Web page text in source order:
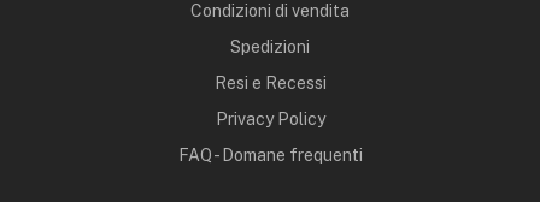
Condizioni di vendita
Spedizioni
Resi e Recessi
Privacy Policy
FAQ - Domane frequenti